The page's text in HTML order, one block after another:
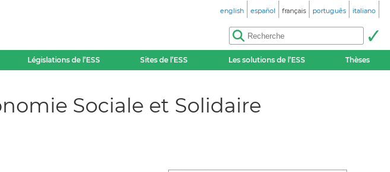
english español français português italiano
Législations de l’ESS Sites de l’ESS Les solutions de l’ESS Thèses
Sociale et Solidaire